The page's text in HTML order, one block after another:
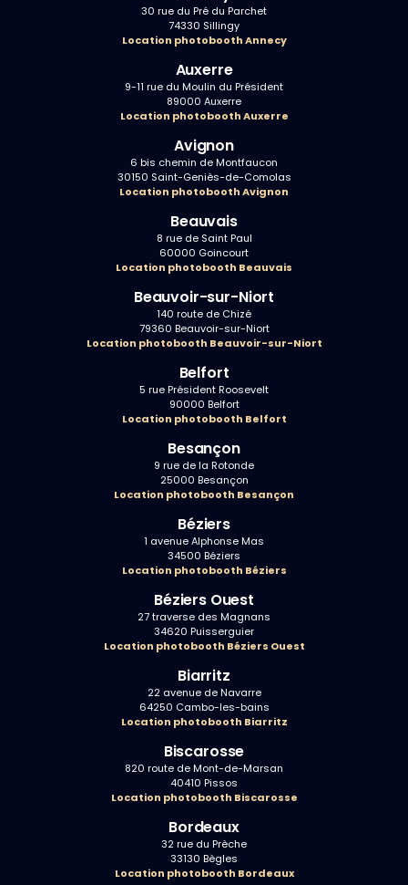
30 rue du Pré du Parchet
74330 Sillingy
Location photobooth Annecy
Auxerre
9-11 rue du Moulin du Président
89000 Auxerre
Location photobooth Auxerre
Avignon
6 bis chemin de Montfaucon
30150 Saint-Geniès-de-Comolas
Location photobooth Avignon
Beauvais
8 rue de Saint Paul
60000 Goincourt
Location photobooth Beauvais
Beauvoir-sur-Niort
140 route de Chizé
79360 Beauvoir-sur-Niort
Location photobooth Beauvoir-sur-Niort
Belfort
5 rue Président Roosevelt
90000 Belfort
Location photobooth Belfort
Besançon
9 rue de la Rotonde
25000 Besançon
Location photobooth Besançon
Béziers
1 avenue Alphonse Mas
34500 Béziers
Location photobooth Béziers
Béziers Ouest
27 traverse des Magnans
34620 Puisserguier
Location photobooth Béziers Ouest
Biarritz
22 avenue de Navarre
64250 Cambo-les-bains
Location photobooth Biarritz
Biscarosse
820 route de Mont-de-Marsan
40410 Pissos
Location photobooth Biscarosse
Bordeaux
32 rue du Prèche
33130 Bègles
Location photobooth Bordeaux